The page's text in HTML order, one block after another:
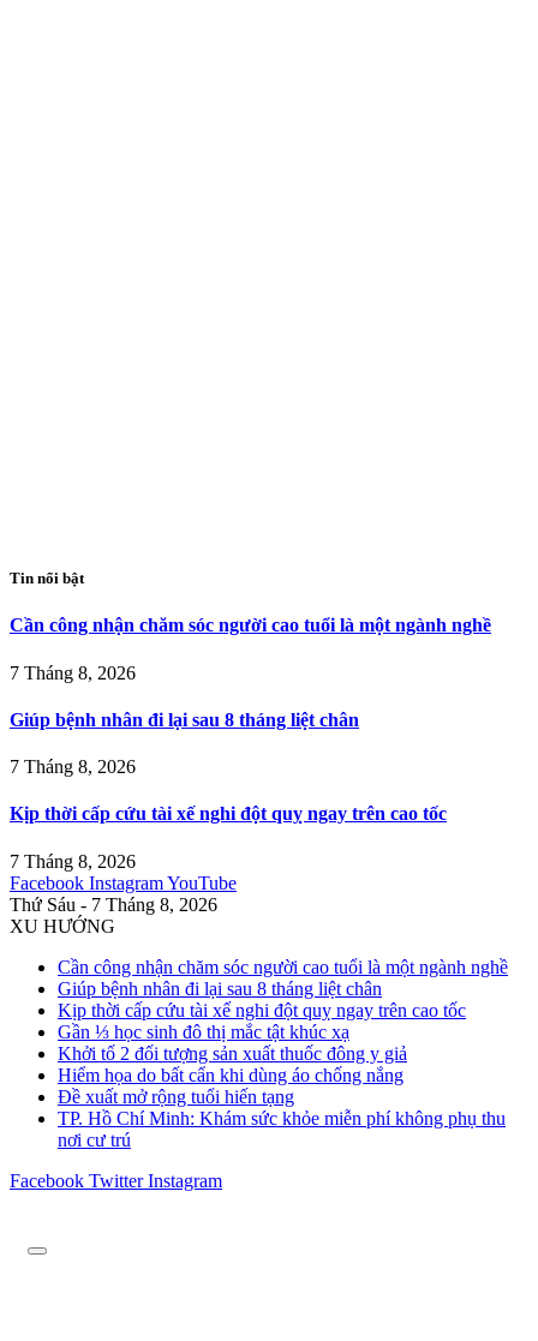
Tin nổi bật
Cần công nhận chăm sóc người cao tuổi là một ngành nghề
7 Tháng 8, 2026
Giúp bệnh nhân đi lại sau 8 tháng liệt chân
7 Tháng 8, 2026
Kịp thời cấp cứu tài xế nghi đột quỵ ngay trên cao tốc
7 Tháng 8, 2026
Facebook InstagramYouTube
Thứ Sáu - 7 Tháng 8, 2026
XU HƯỚNG
Cần công nhận chăm sóc người cao tuổi là một ngành nghề
Giúp bệnh nhân đi lại sau 8 tháng liệt chân
Kịp thời cấp cứu tài xế nghi đột quỵ ngay trên cao tốc
Gần ⅓ học sinh đô thị mắc tật khúc xạ
Khởi tố 2 đối tượng sản xuất thuốc đông y giả
Hiểm họa do bất cẩn khi dùng áo chống nắng
Đề xuất mở rộng tuổi hiến tạng
TP. Hồ Chí Minh: Khám sức khỏe miễn phí không phụ thu
nơi cư trú
Facebook Twitter Instagram